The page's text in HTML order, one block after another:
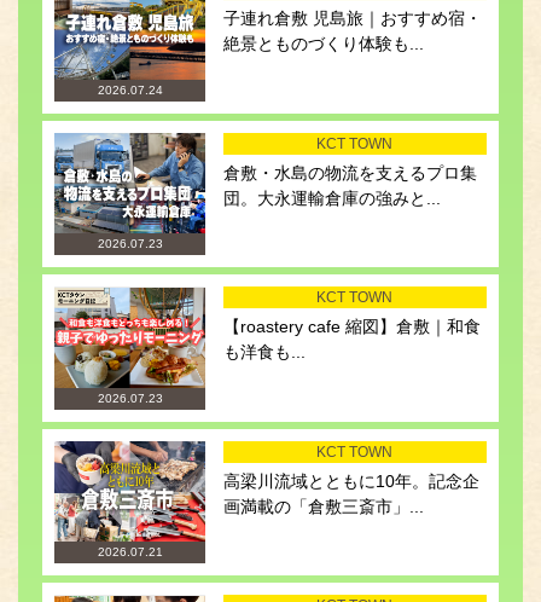
2026.07.24
子連れ倉敷 児島旅｜おすすめ宿・
絶景とものづくり体験も...
2026.07.23
KCT TOWN
倉敷・水島の物流を支えるプロ集
団。大永運輸倉庫の強みと...
2026.07.23
KCT TOWN
【roastery cafe 縮図】倉敷｜和食
も洋食も...
2026.07.21
KCT TOWN
高梁川流域とともに10年。記念企
画満載の「倉敷三斎市」...